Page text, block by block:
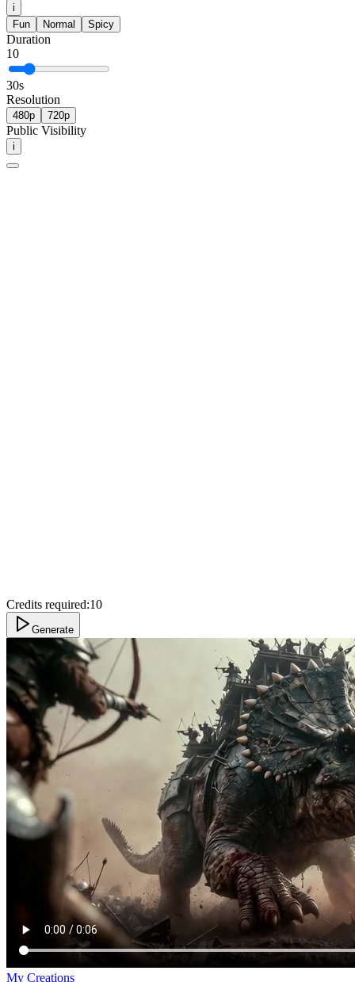
i
Fun
Normal Spicy
Duration
10
30s
Resolution
480p 720p
Public Visibility
i
Credits required:10
Generate
My Creations